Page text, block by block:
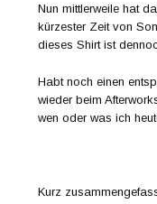
Nun mittlerweile hat
kürzester Zeit von
dieses Shirt ist
Habt noch einen
wieder beim
wen oder was ich
Kurz